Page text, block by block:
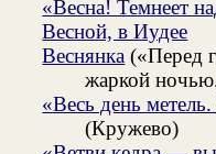
«Весна! Темнеет
Весной, в Иудее
Веснянка («Перед
жаркой
«Весь день
(Кружево)